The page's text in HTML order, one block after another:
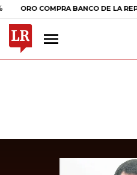
COMPRA BANCO DE LA REPÚBLICA